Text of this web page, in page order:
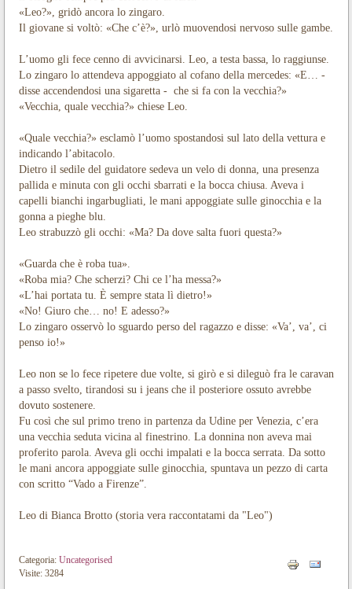
«Leo?», gridò ancora lo zingaro.
Il giovane si voltò: «Che c’è?», urlò muovendosi nervoso sulle gambe.
L’uomo gli fece cenno di avvicinarsi. Leo, a testa bassa, lo raggiunse.
Lo zingaro lo attendeva appoggiato al cofano della mercedes: «E… -
disse accendendosi una sigaretta - che si fa con la vecchia?»
«Vecchia, quale vecchia?» chiese Leo.
«Quale vecchia?» esclamò l’uomo spostandosi sul lato della vettura e
indicando l’abitacolo.
Dietro il sedile del guidatore sedeva un velo di donna, una presenza
pallida e minuta con gli occhi sbarrati e la bocca chiusa. Aveva i
capelli bianchi ingarbugliati, le mani appoggiate sulle ginocchia e la
gonna a pieghe blu.
Leo strabuzzò gli occhi: «Ma? Da dove salta fuori questa?»
«Guarda che è roba tua».
«Roba mia? Che scherzi? Chi ce l’ha messa?»
«L’hai portata tu. È sempre stata lì dietro!»
«No! Giuro che… no! E adesso?»
Lo zingaro osservò lo sguardo perso del ragazzo e disse: «Va’, va’, ci
penso io!»
Leo non se lo fece ripetere due volte, si girò e si dileguò fra le caravan
a passo svelto, tirandosi su i jeans che il posteriore ossuto avrebbe
dovuto sostenere.
Fu così che sul primo treno in partenza da Udine per Venezia, c’era
una vecchia seduta vicina al finestrino. La donnina non aveva mai
proferito parola. Aveva gli occhi impalati e la bocca serrata. Da sotto
le mani ancora appoggiate sulle ginocchia, spuntava un pezzo di carta
con scritto “Vado a Firenze”.
Leo di Bianca Brotto (storia vera raccontatami da "Leo")
Categoria: Uncategorised
Visite: 3284